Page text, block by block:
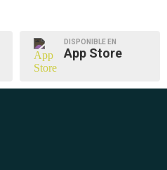
DISPONIBLE EN
App Store